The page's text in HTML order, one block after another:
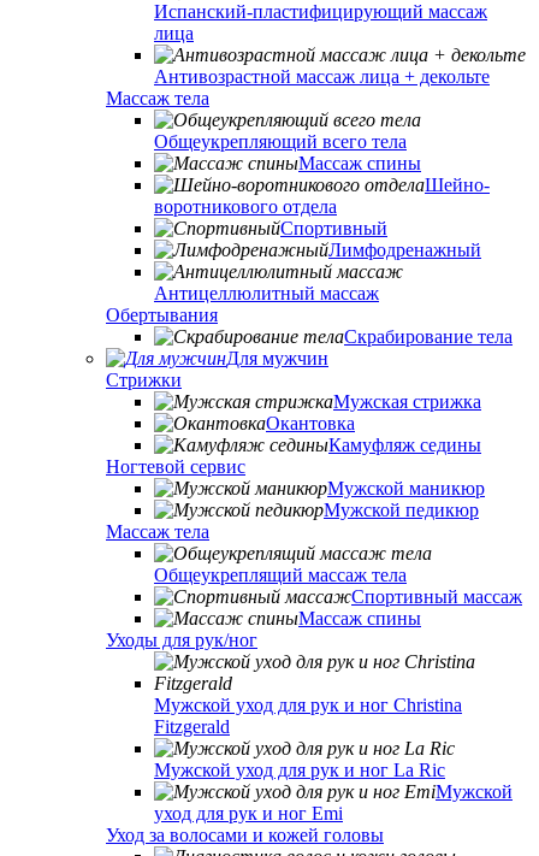
Испанский-пластифицирующий массаж
лица
Антивозрастной массаж лица + декольте
Массаж тела
Общеукрепляющий всего тела
Массаж спины
Шейно-
воротникового отдела
Спортивный
Лимфодренажный
Антицеллюлитный массаж
Обертывания
Скрабирование тела
Для мужчин
Стрижки
Мужская стрижка
Окантовка
Камуфляж седины
Ногтевой сервис
Мужской маникюр
Мужской педикюр
Массаж тела
Общеукреплящий массаж тела
Спортивный массаж
Массаж спины
Уходы для рук/ног
Мужской уход для рук и ног Christina
Fitzgerald
Мужской уход для рук и ног La Ric
Мужской
уход для рук и ног Emi
Уход за волосами и кожей головы